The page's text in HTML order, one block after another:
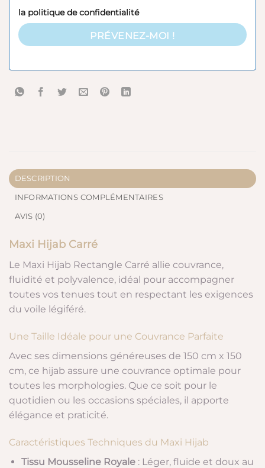
la politique de confidentialité
PRÉVENEZ-MOI !
DESCRIPTION
INFORMATIONS COMPLÉMENTAIRES
AVIS (0)
Maxi Hijab Carré
Le Maxi Hijab Rectangle Carré allie couvrance,
fluidité et polyvalence, idéal pour accompagner
toutes vos tenues tout en respectant les exigences
du voile légiféré.
Une Taille Idéale pour une Couvrance Parfaite
Avec ses dimensions généreuses de 150 cm x 150
cm, ce hijab assure une couvrance optimale pour
toutes les morphologies. Que ce soit pour le
quotidien ou les occasions spéciales, il apporte
élégance et praticité.
Caractéristiques Techniques du Maxi Hijab
Tissu Mousseline Royale: Léger, fluide et doux au